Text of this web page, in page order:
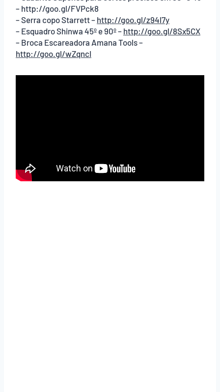
– http://goo.gl/FVPck8
– Serra copo Starrett – http://goo.gl/z94l7y
– Esquadro Shinwa 45º e 90º – http://goo.gl/8Sx5CX
– Broca Escareadora Amana Tools –
http://goo.gl/wZqncI